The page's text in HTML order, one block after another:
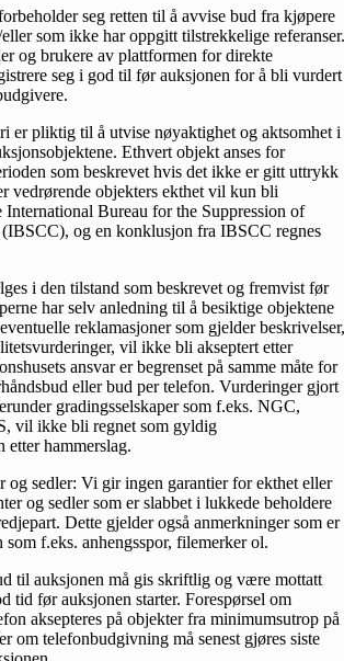
seg retten til å avvise bud fra kjøpere
som ikke har oppgitt tilstrekkelige referanser.
og brukere av plattformen for direkte
seg i god til før auksjonen for å bli vurdert
er pliktig til å utvise nøyaktighet og aktsomhet i
Ethvert objekt anses for
som beskrevet hvis det ikke er gitt uttrykk
vedrørende objekters ekthet vil kun bli
International Bureau for the Suppression of
og en konklusjon fra IBSCC regnes
i den tilstand som beskrevet og fremvist før
har selv anledning til å besiktige objektene
reklamasjoner som gjelder beskrivelser,
vil ikke bli akseptert etter
ansvar er begrenset på samme måte for
eller bud per telefon. Vurderinger gjort
gradingsselskaper som f.eks. NGC,
vil ikke bli regnet som gyldig
etter hammerslag.
og sedler: Vi gir ingen garantier for ekthet eller
og sedler som er slabbet i lukkede beholdere
Dette gjelder også anmerkninger som er
som f.eks. anhengsspor, filemerker ol.
til auksjonen må gis skriftlig og være mottatt
tid før auksjonen starter. Forespørsel om
aksepteres på objekter fra minimumsutrop på
om telefonbud­givning må senest gjøres siste